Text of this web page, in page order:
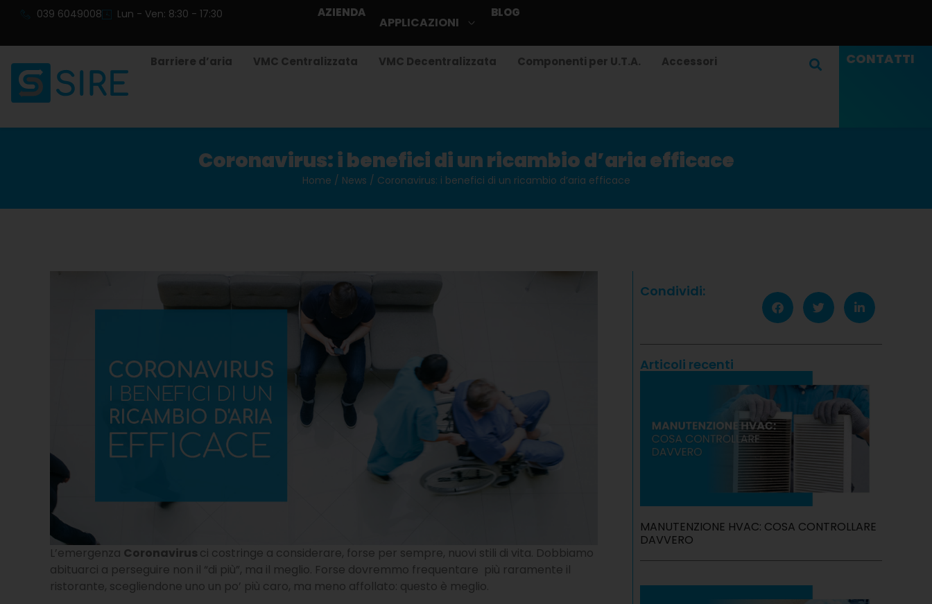
039 6049008 Lun - Ven: 8:30 - 17:30 AZIENDA
APPLICAZIONI
BLOG
Barriere d’aria VMC Centralizzata VMC Decentralizzata Componenti per U.T.A. Accessori CONTATTI
Coronavirus: i benefici di un ricambio d’aria efficace
Home / News / Coronavirus: i benefici di un ricambio d’aria efficace
L’emergenza Coronavirus ci costringe a considerare, forse per sempre, nuovi stili di vita. Dobbiamo
abituarci a perseguire non il “di più”, ma il meglio. Forse dovremmo frequentare più raramente il
ristorante, scegliendone uno un po’ più caro, ma meno affollato: questo è meglio.
Condividi:
Articoli recenti
MANUTENZIONE HVAC: COSA CONTROLLARE
DAVVERO